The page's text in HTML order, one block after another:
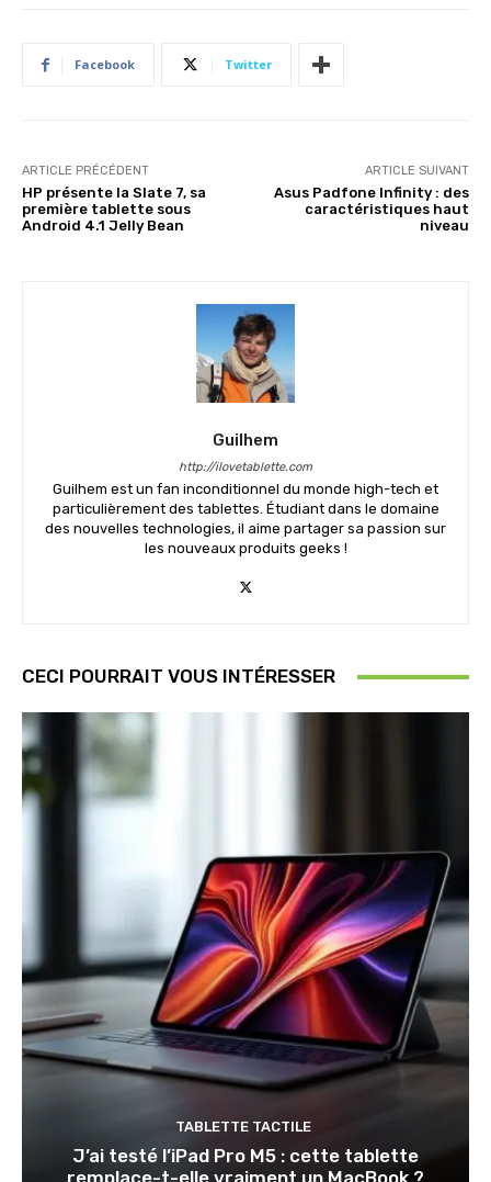
Facebook Twitter
ARTICLE PRÉCÉDENT
HP présente la Slate 7, sa
première tablette sous
Android 4.1 Jelly Bean
ARTICLE SUIVANT
Asus Padfone Infinity : des
caractéristiques haut
niveau
Guilhem
http://ilovetablette.com
Guilhem est un fan inconditionnel du monde high-tech et
particulièrement des tablettes. Étudiant dans le domaine
des nouvelles technologies, il aime partager sa passion sur
les nouveaux produits geeks !
CECI POURRAIT VOUS INTÉRESSER
TABLETTE TACTILE
J’ai testé l’iPad Pro M5 : cette tablette
remplace-t-elle vraiment un MacBook ?